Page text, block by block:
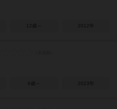
12歳～ 2012年
6歳～ 2023年